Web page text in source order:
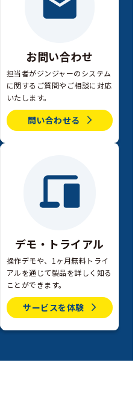
お問い合わせ
担当者がジンジャーのシステム
に関するご質問やご相談に対応
いたします。
問い合わせる
デモ・トライアル
操作デモや、1ヶ月無料トライ
アルを通じて製品を詳しく知る
ことができます。
サービスを体験